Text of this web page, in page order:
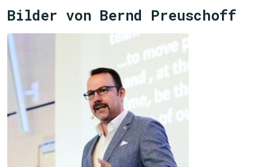
Bilder von Bernd Preuschoff